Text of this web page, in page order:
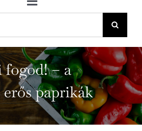
Toggle
– a
paprikák